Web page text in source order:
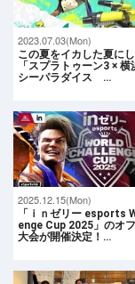
2023.07.03(Mon)
この夏をイカした夏に
「スプラトゥーン3 ×
シーパラダイス …
2025.12.15(Mon)
「ｉｎゼリー esports
enge Cup 2025」のオ
大会が開催決定！…